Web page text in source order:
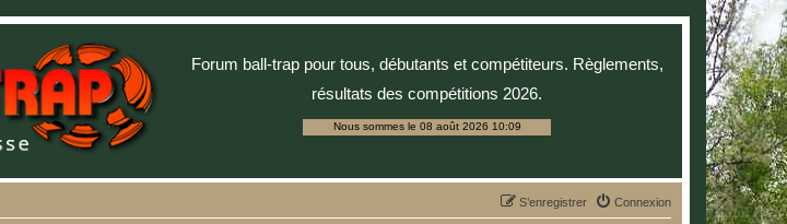
Forum ball-trap pour tous, débutants et compétiteurs. Règlements,
résultats des compétitions 2026.
Nous sommes le 08 août 2026 10:09
Connexion
S’enregistrer